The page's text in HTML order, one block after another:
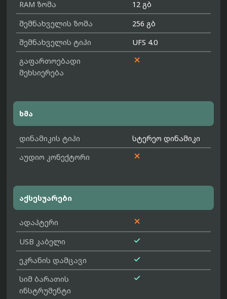
RAM ზომა
12 გბ
შემნახველის ზომა
256 გბ
შემნახველის ტიპი
UFS 4.0
გაფართოებადი
მეხსიერება

ხმა
დინამიკის ტიპი
სტერეო დინამიკი
აუდიო კონექტორი

აქსესუარები
ადაპტერი 
USB კაბელი 
ეკრანის დამცავი 
სიმ ბარათის
ინსტრუმენტი
